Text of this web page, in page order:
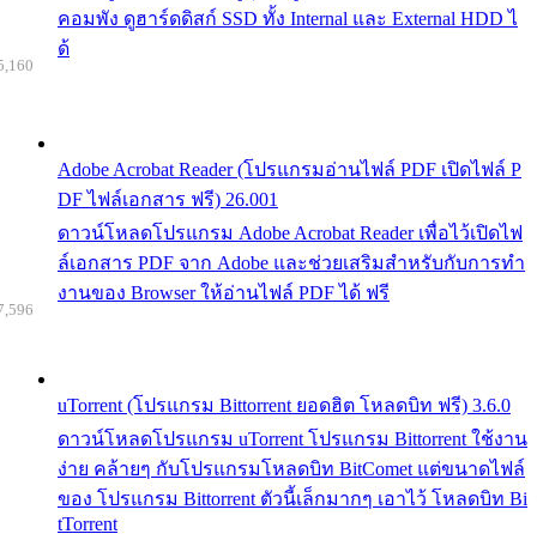
คอมพัง ดูฮาร์ดดิสก์ SSD ทั้ง Internal และ External HDD ไ
ด้
Adobe Acrobat Reader (โปรแกรมอ่านไฟล์ PDF เปิดไฟล์ P
DF ไฟล์เอกสาร ฟรี) 26.001
ดาวน์โหลดโปรแกรม Adobe Acrobat Reader เพื่อไว้เปิดไฟ
ล์เอกสาร PDF จาก Adobe และช่วยเสริมสำหรับกับการทำ
งานของ Browser ให้อ่านไฟล์ PDF ได้ ฟรี
uTorrent (โปรแกรม Bittorrent ยอดฮิต โหลดบิท ฟรี) 3.6.0
ดาวน์โหลดโปรแกรม uTorrent โปรแกรม Bittorrent ใช้งาน
ง่าย คล้ายๆ กับโปรแกรมโหลดบิท BitComet แต่ขนาดไฟล์
ของ โปรแกรม Bittorrent ตัวนี้เล็กมากๆ เอาไว้ โหลดบิท Bi
tTorrent